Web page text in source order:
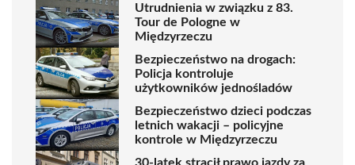
Utrudnienia w związku z 83.
Tour de Pologne w
Międzyrzeczu
Bezpieczeństwo na drogach:
Policja kontroluje
użytkowników jednośladów
Bezpieczeństwo dzieci podczas
letnich wakacji – policyjne
kontrole w Międzyrzeczu
30-latek stracił prawo jazdy za